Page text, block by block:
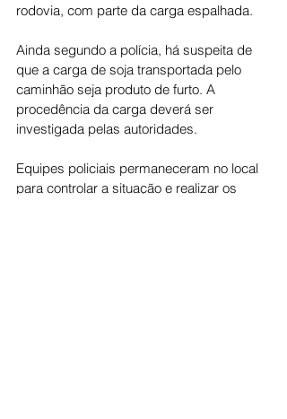
rodovia, com parte da carga espalhada.
Ainda segundo a polícia, há suspeita de
que a carga de soja transportada pelo
caminhão seja produto de furto. A
procedência da carga deverá ser
investigada pelas autoridades.
Equipes policiais permaneceram no local
para controlar a situação e realizar os